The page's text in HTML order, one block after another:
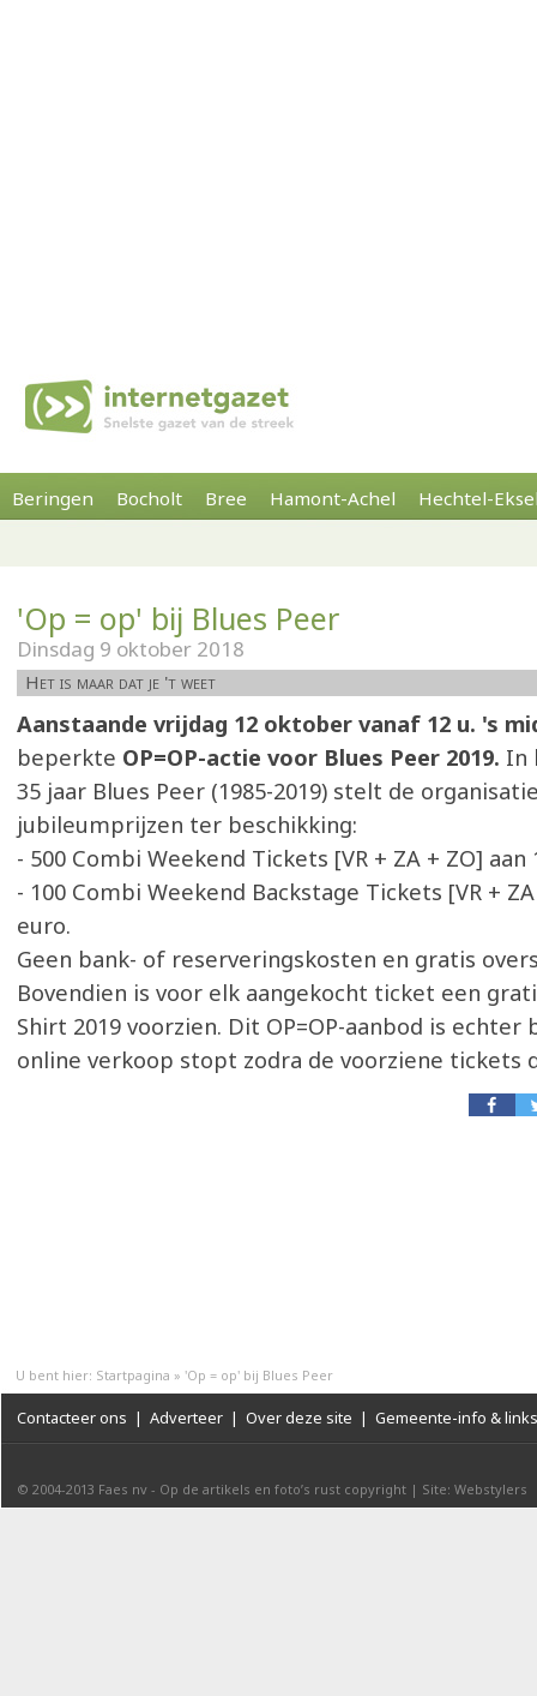
Beringen Bocholt Bree Hamont-Achel Hechtel-
'Op = op' bij Blues Peer
Dinsdag 9 oktober 2018
Het is maar dat je 't weet
Aanstaande vrijdag 12 oktober vanaf 12 u. 's
beperkte OP=OP-actie voor Blues Peer 2019. In
35 jaar Blues Peer (1985-2019) stelt de
jubileumprijzen ter beschikking:
- 500 Combi Weekend Tickets [VR + ZA + ZO] aan
- 100 Combi Weekend Backstage Tickets [VR +
euro.
Geen bank- of reserveringskosten en gratis
Bovendien is voor elk aangekocht ticket een
Shirt 2019 voorzien. Dit OP=OP-aanbod is echter
online verkoop stopt zodra de voorziene tickets
U bent hier: Startpagina » 'Op = op' bij Blues Peer
Contacteer ons | Adverteer | Over deze site | Gemeente-info & links
© 2004-2013 Faes nv - Op de artikels en foto’s rust copyright | Site: Webstylers